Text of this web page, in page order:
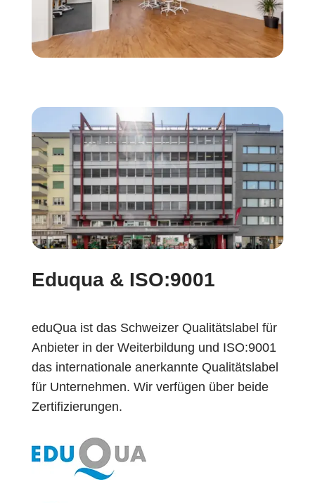
Eduqua & ISO:9001
eduQua ist das Schweizer Qualitätslabel für
Anbieter in der Weiterbildung und ISO:9001
das internationale anerkannte Qualitätslabel
für Unternehmen. Wir verfügen über beide
Zertifizierungen.